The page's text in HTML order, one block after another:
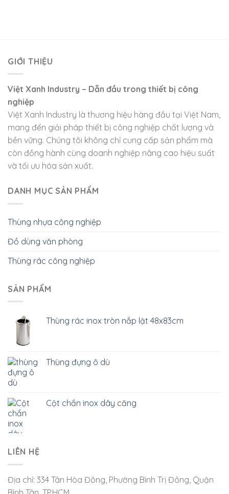
GIỚI THIỆU
Việt Xanh Industry – Dẫn đầu trong thiết bị công
nghiệp
Việt Xanh Industry là thương hiệu hàng đầu tại Việt Nam,
mang đến giải pháp thiết bị công nghiệp chất lượng và
bền vững. Chúng tôi không chỉ cung cấp sản phẩm mà
còn đồng hành cùng doanh nghiệp nâng cao hiệu suất
và tối ưu hóa sản xuất.
DANH MỤC SẢN PHẨM
Thùng nhựa công nghiệp
Đồ dùng văn phòng
Thùng rác công nghiệp
SẢN PHẨM
Thùng rác inox tròn nắp lật 48x83cm
Thùng đựng ô dù
Cột chắn inox dây căng
LIÊN HỆ
Địa chỉ: 334 Tân Hòa Đông, Phường Bình Trị Đông, Quận